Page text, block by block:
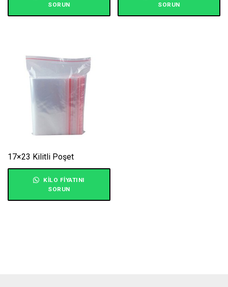
SORUN
SORUN
17×23 Kilitli Poşet
KILO FIYATINI
SORUN